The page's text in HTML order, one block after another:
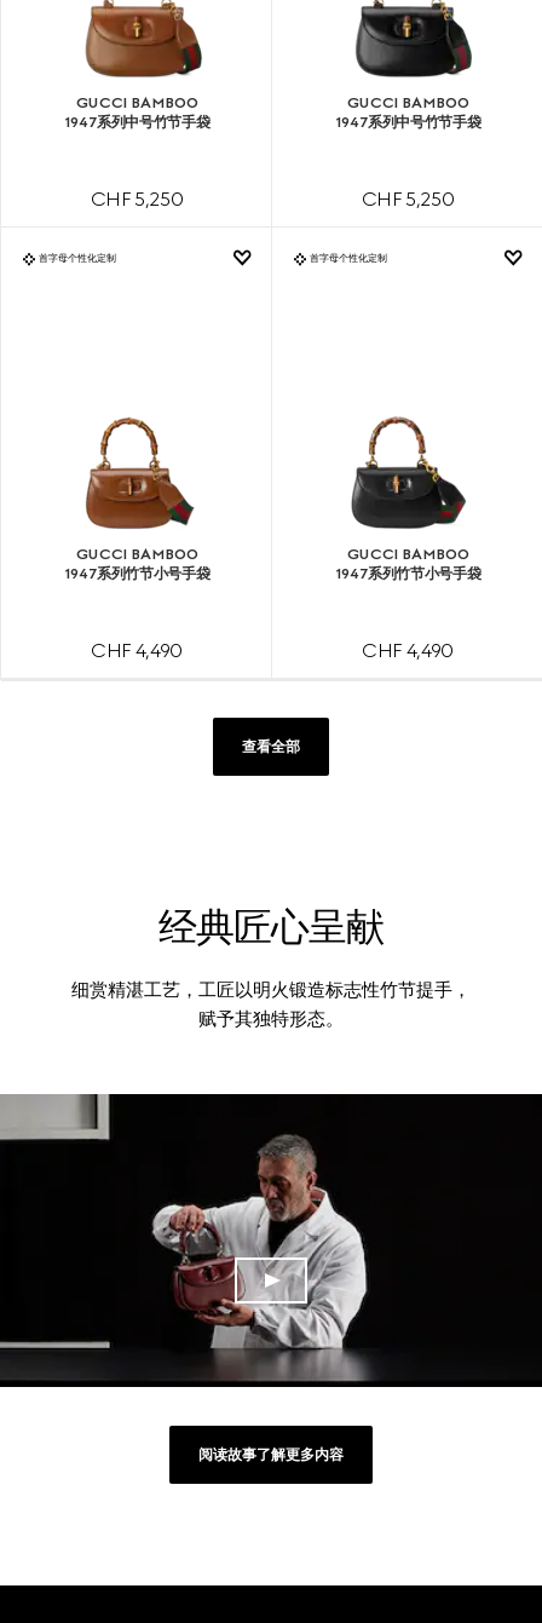
GUCCI BAMBOO
1947系列中号竹节手袋
CHF 5,250
GUCCI BAMBOO
1947系列中号竹节手袋
CHF 5,250
首字母个性化定制
GUCCI BAMBOO
1947系列竹节小号手袋
CHF 4,490
首字母个性化定制
GUCCI BAMBOO
1947系列竹节小号手袋
CHF 4,490
查看全部
经典匠心呈献
细赏精湛工艺，工匠以明火锻造标志性竹节提手，
赋予其独特形态。
阅读故事了解更多内容
Footer